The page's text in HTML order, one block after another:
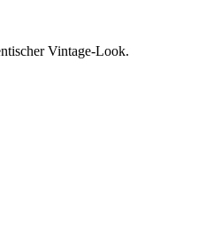
Vintage-Look.